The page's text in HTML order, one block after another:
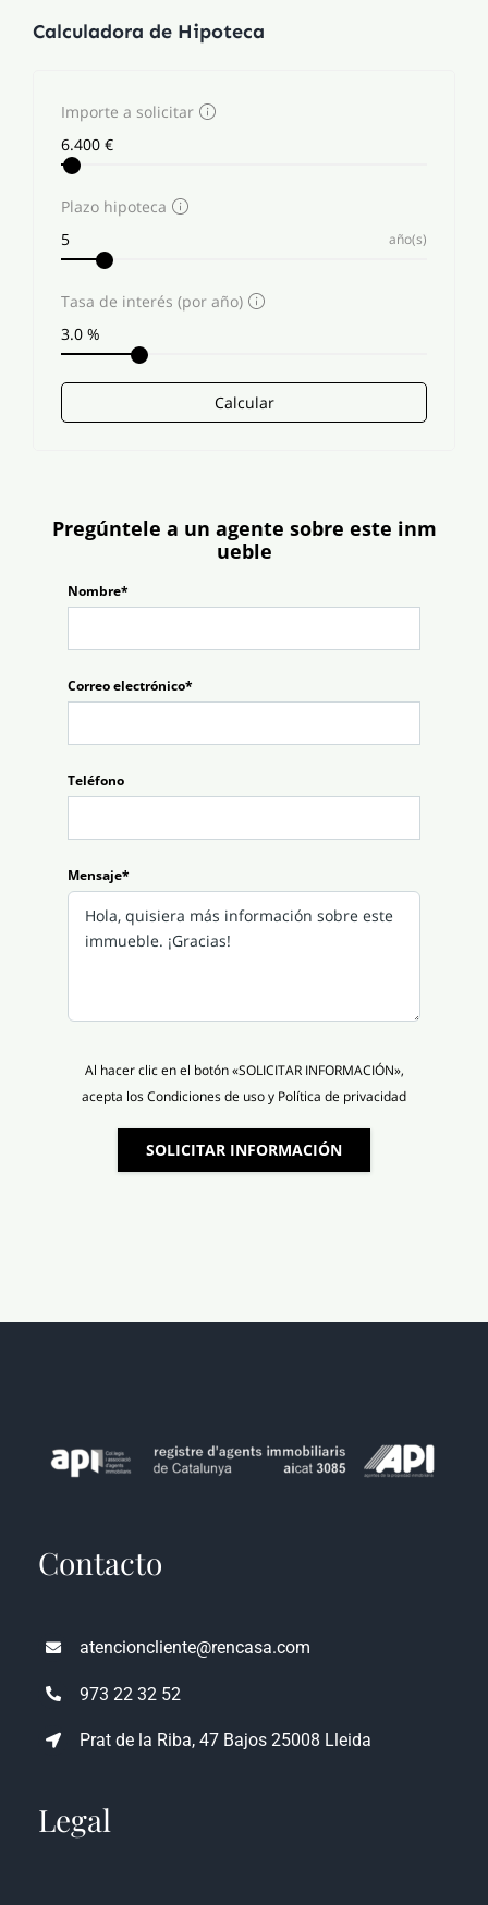
Calculadora de Hipoteca
Importe a solicitar
Plazo hipoteca
año(s)
Tasa de interés (por año)
Calcular
Pregúntele a un agente sobre este inm
ueble
Nombre*
Correo electrónico*
Teléfono
Mensaje*
Al hacer clic en el botón «SOLICITAR INFORMACIÓN»,
acepta los Condiciones de uso y Política de privacidad
SOLICITAR INFORMACIÓN
atencioncliente@rencasa.com
973 22 32 52